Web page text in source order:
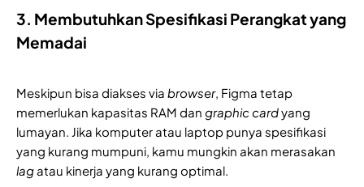
3. Membutuhkan Spesifikasi Perangkat yang
Memadai
Meskipun bisa diakses via browser, Figma tetap
memerlukan kapasitas RAM dan graphic cardyang
lumayan. Jika komputer atau laptop punya spesifikasi
yang kurang mumpuni, kamu mungkin akan merasakan
lagatau kinerja yang kurang optimal.